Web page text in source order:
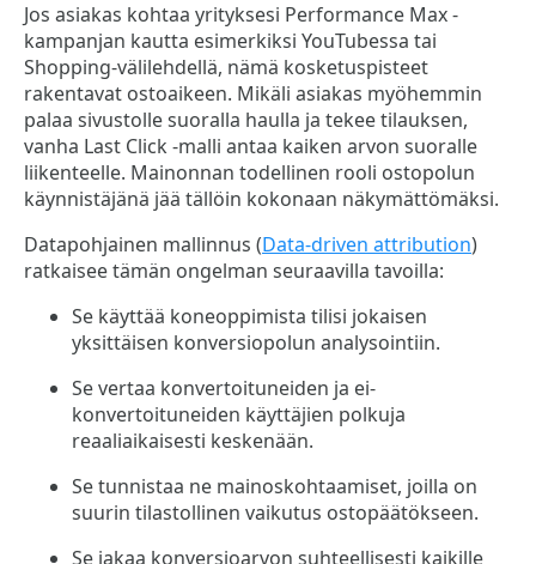
Jos asiakas kohtaa yrityksesi Performance Max -
kampanjan kautta esimerkiksi YouTubessa tai
Shopping-välilehdellä, nämä kosketuspisteet
rakentavat ostoaikeen. Mikäli asiakas myöhemmin
palaa sivustolle suoralla haulla ja tekee tilauksen,
vanha Last Click -malli antaa kaiken arvon suoralle
liikenteelle. Mainonnan todellinen rooli ostopolun
käynnistäjänä jää tällöin kokonaan näkymättömäksi.
Datapohjainen mallinnus (Data-driven attribution)
ratkaisee tämän ongelman seuraavilla tavoilla:
Se käyttää koneoppimista tilisi jokaisen
yksittäisen konversiopolun analysointiin.
Se vertaa konvertoituneiden ja ei-
konvertoituneiden käyttäjien polkuja
reaaliaikaisesti keskenään.
Se tunnistaa ne mainoskohtaamiset, joilla on
suurin tilastollinen vaikutus ostopäätökseen.
Se jakaa konversioarvon suhteellisesti kaikille